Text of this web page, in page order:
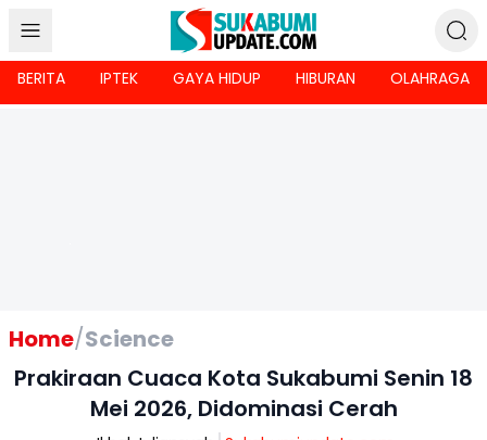
BERITA IPTEK GAYA HIDUP HIBURAN OLAHRAGA
Home/Science
Prakiraan Cuaca Kota Sukabumi Senin 18
Mei 2026, Didominasi Cerah